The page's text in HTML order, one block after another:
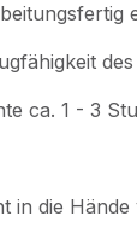
ca. 1 - 3
die